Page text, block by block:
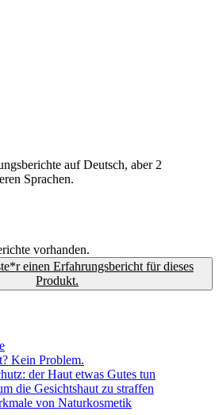
auf Deutsch, aber 2
Sprachen.
vorhanden.
einen Erfahrungsbericht für dieses
Produkt.
Kein Problem.
der Haut etwas Gutes tun
die Gesichtshaut zu straffen
von Naturkosmetik